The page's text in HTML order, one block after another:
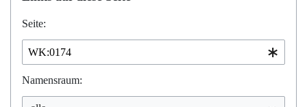
Seite:
Namensraum: